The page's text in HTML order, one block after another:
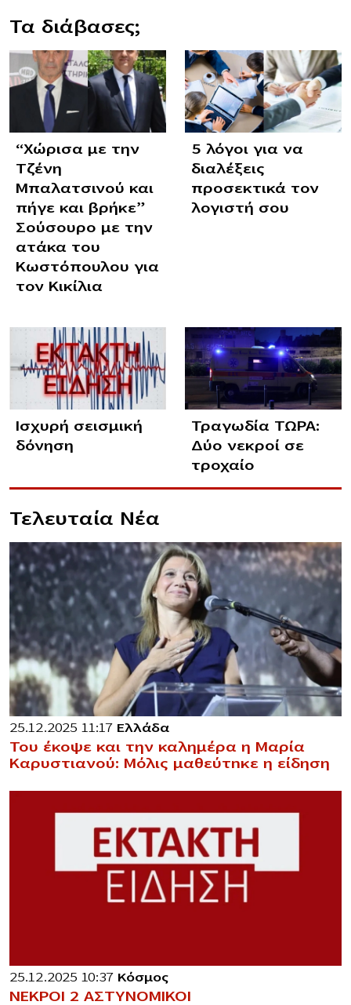
Τα διάβασες;
“Χώρισα με την
Τζένη
Μπαλατσινού και
πήγε και βρήκε”
Σούσουρο με την
ατάκα του
Κωστόπουλου για
τον Κικίλια
5 λόγοι για να
διαλέξεις
προσεκτικά τον
λογιστή σου
Ισχυρή σεισμική
δόνηση
Τραγωδία ΤΩΡΑ:
Δύο νεκροί σε
τροχαίο
Τελευταία Νέα
25.12.2025 11:17 Ελλάδα
Του έκοψε και την καλημέρα η Μαρία
Καρυστιανού: Μόλις μαθεύτnκε η είδηση
25.12.2025 10:37 Κόσμος
ΝΕΚΡΟΙ 2 ΑΣΤΥΝΟΜΙΚΟΙ